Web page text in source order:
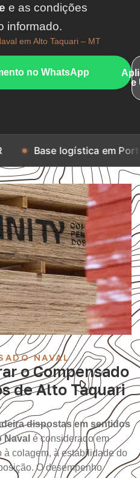
e as condições
informado.
em Alto Taquari – MT
no WhatsApp
e
logística em Porto Alegre, RS
NAVAL
o Compensado
de Alto Taquari
dispostas em sentidos
Naval é considerado em
à colagem, à estabilidade do
O desempenho